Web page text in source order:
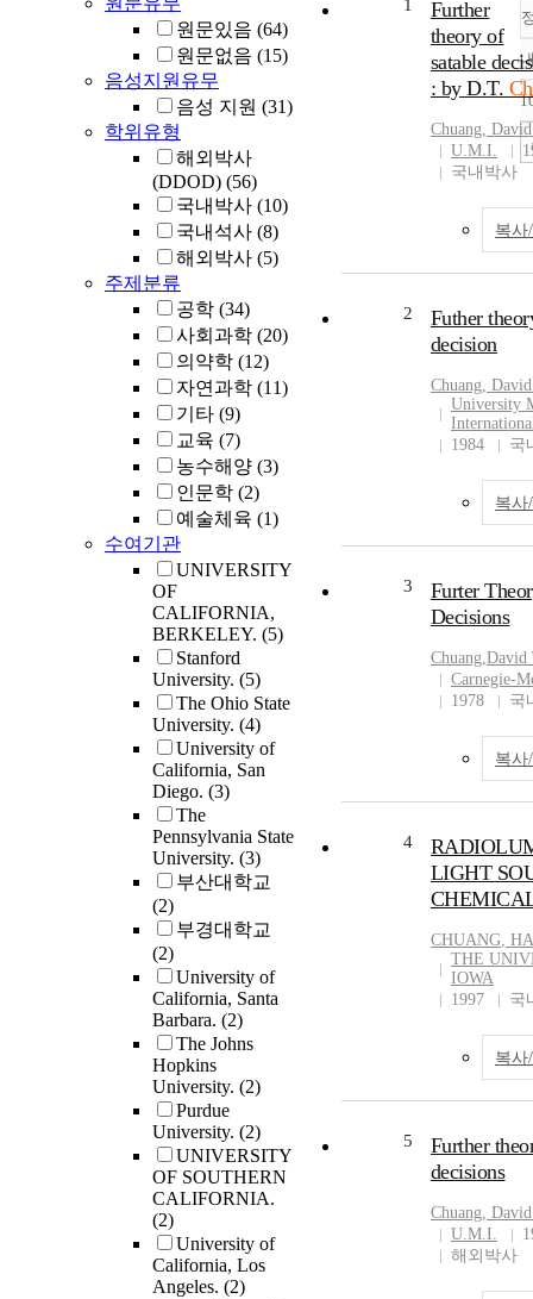
원문있음 (64)
원문없음 (15)
음성지원유무
음성 지원 (31)
학위유형
해외박사
(DDOD) (56)
국내박사 (10)
국내석사 (8)
해외박사 (5)
주제분류
공학 (34)
사회과학 (20)
의약학 (12)
자연과학 (11)
기타 (9)
교육 (7)
농수해양 (3)
인문학 (2)
예술체육 (1)
수여기관
UNIVERSITY
OF
CALIFORNIA,
BERKELEY. (5)
Stanford
University. (5)
The Ohio State
University. (4)
University of
California, San
Diego. (3)
The
Pennsylvania State
University. (3)
부산대학교
(2)
부경대학교
(2)
University of
California, Santa
Barbara. (2)
The Johns
Hopkins
University. (2)
Purdue
University. (2)
UNIVERSITY
OF SOUTHERN
CALIFORNIA.
(2)
University of
California, Los
Angeles. (2)
1
Further
theory of
satable
: by D.T.
Chuang,
U.M.I.
국내박사
복사
2
Futher
decision
Chuang,
University
1984
국
복사
3
Furter
Decisions
Chuang,David
Carnegie-
1978
국
복사
4
LIGHT
CHUANG,
THE
IOWA
1997
국
복사
5
Further
decisions
Chuang,
U.M.I.
해외박사